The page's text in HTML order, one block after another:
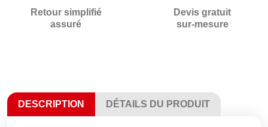
Retour simplifié
assuré
Devis gratuit
sur-mesure
DESCRIPTION DÉTAILS DU PRODUIT